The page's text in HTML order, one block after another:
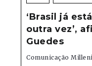
‘Brasil já
outra vez’,
Guedes
Comunicação